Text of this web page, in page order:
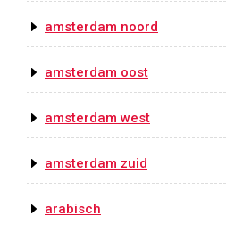
amsterdam noord
amsterdam oost
amsterdam west
amsterdam zuid
arabisch